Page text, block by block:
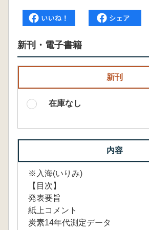
新刊・電子書籍
新刊
在庫なし
内容
※入海(いりみ)
【目次】
発表要旨
紙上コメント
炭素14年代測定データ